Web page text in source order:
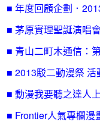
■ 年度回顧企劃．
■ 茅原實理聖誕演唱
■ 青山二町木通信：
■ 2013駁二動漫祭 活
■ 動漫我要聽之達人
■ Frontier人氣專欄漫